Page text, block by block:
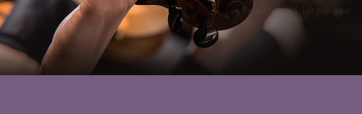
Performance ticket purchase